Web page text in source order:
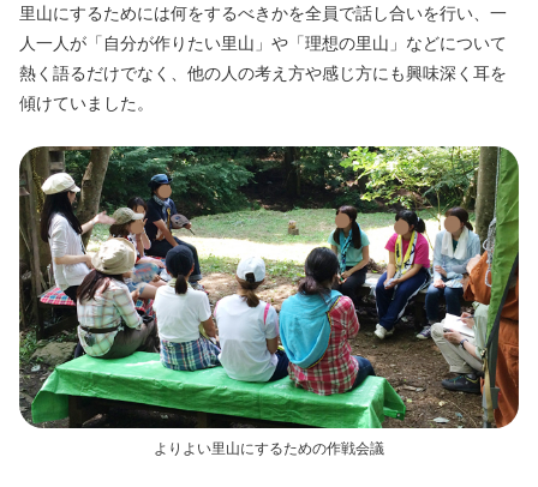
里山にするためには何をするべきかを全員で話し合いを行い、一
人一人が「自分が作りたい里山」や「理想の里山」などについて
熱く語るだけでなく、他の人の考え方や感じ方にも興味深く耳を
傾けていました。
よりよい里山にするための作戦会議